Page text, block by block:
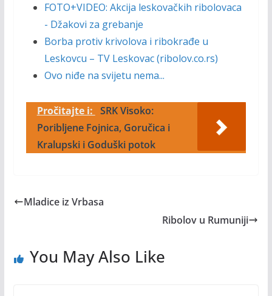
FOTO+VIDEO: Akcija leskovačkih ribolovaca
- Džakovi za grebanje
Borba protiv krivolova i ribokrađe u
Leskovcu – TV Leskovac (ribolov.co.rs)
Ovo niđe na svijetu nema...
Pročitajte i: SRK Visoko:
Poribljene Fojnica, Goručica i
Kralupski i Goduški potok
Mladice iz Vrbasa
Ribolov u Rumuniji
You May Also Like